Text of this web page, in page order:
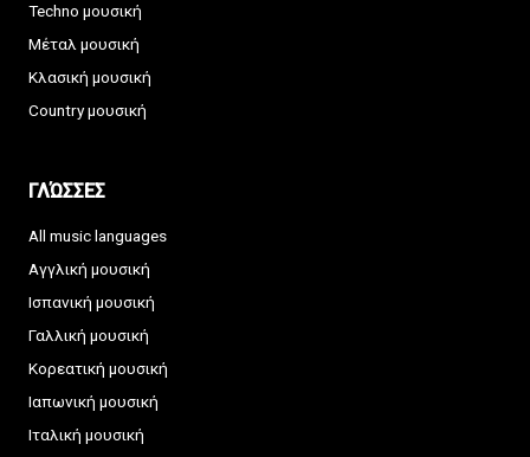
Techno μουσική
Μέταλ μουσική
Κλασική μουσική
Country μουσική
ΓΛΏΣΣΕΣ
All music languages
Αγγλική μουσική
Ισπανική μουσική
Γαλλική μουσική
Κορεατική μουσική
Ιαπωνική μουσική
Ιταλική μουσική